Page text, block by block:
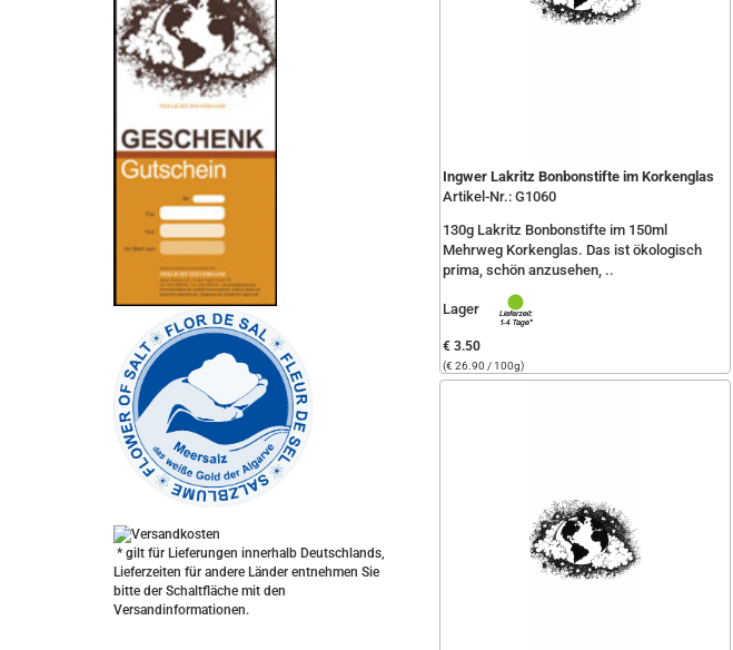
Ingwer Lakritz Bonbonstifte im Korkenglas
Artikel-Nr.: G1060
130g Lakritz Bonbonstifte im 150ml
Mehrweg Korkenglas. Das ist ökologisch
prima, schön anzusehen, ..
Lager
€ 3.50
(€ 26.90 / 100g)
* gilt für Lieferungen innerhalb Deutschlands,
Lieferzeiten für andere Länder entnehmen Sie
bitte der Schaltfläche mit den
Versandinformationen.